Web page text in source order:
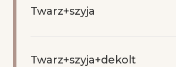
Twarz+szyja
Twarz+szyja+dekolt